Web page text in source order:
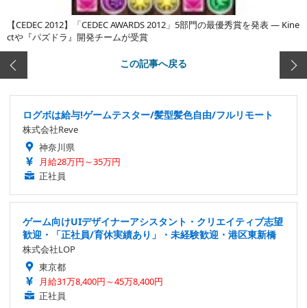
【CEDEC 2012】「CEDEC AWARDS 2012」5部門の最優秀賞を発表 ― Kine
ctや『パズドラ』開発チームが受賞
この記事へ戻る
ログボは給与!ゲームテスター/髪型髪色自由/フルリモート
株式会社Reve
神奈川県
月給28万円～35万円
正社員
ゲーム向けUIデザイナーアシスタント・クリエイティブ志望
歓迎・「正社員/育休実績あり」・未経験歓迎・港区東新橋
株式会社LOP
東京都
月給31万8,400円～45万8,400円
正社員